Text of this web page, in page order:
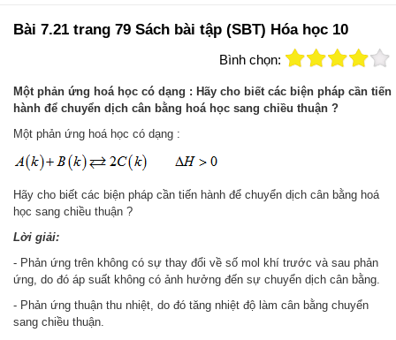
Bài 7.21 trang 79 Sách bài tập (SBT) Hóa học 10
Bình chọn:
Một phản ứng hoá học có dạng : Hãy cho biết các biện pháp cần tiến
hành để chuyển dịch cân bằng hoá học sang chiều thuận ?
Một phản ứng hoá học có dạng :
Hãy cho biết các biện pháp cần tiến hành để chuyển dịch cân bằng hoá
học sang chiều thuận ?
Lời giải:
- Phản ứng trên không có sự thay đổi về số mol khí trước và sau phản
ứng, do đó áp suất không có ảnh hưởng đến sự chuyển dịch cân bằng.
- Phản ứng thuận thu nhiệt, do đó tăng nhiệt độ làm cân bằng chuyển
sang chiều thuận.